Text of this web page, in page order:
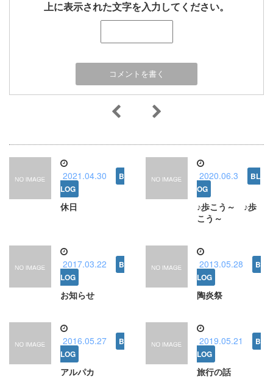
上に表示された文字を入力してください。
2021.04.30
休日
2020.06.3
♪歩こう～ ♪歩
こう～
2017.03.22
お知らせ
2013.05.28
陶炎祭
2016.05.27
アルパカ
2019.05.21
旅行の話